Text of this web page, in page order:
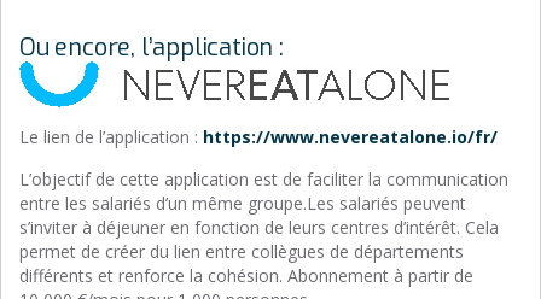
Ou encore, l’application :
Le lien de l’application : https://www.nevereatalone.io/fr/
L’objectif de cette application est de faciliter la communication
entre les salariés d’un même groupe.Les salariés peuvent
s’inviter à déjeuner en fonction de leurs centres d’intérêt. Cela
permet de créer du lien entre collègues de départements
différents et renforce la cohésion. Abonnement à partir de